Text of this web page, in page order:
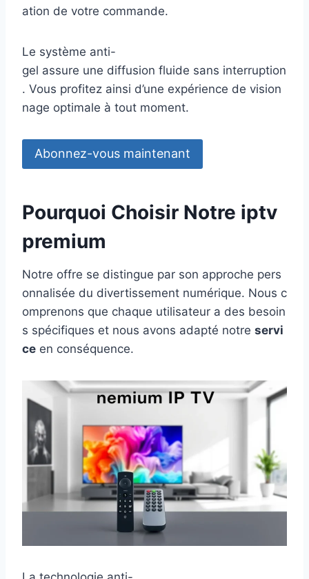
ation de votre commande.
Le système anti-
gel assure une diffusion fluide sans interruption
. Vous profitez ainsi d’une expérience de vision
nage optimale à tout moment.
Abonnez-vous maintenant
Pourquoi Choisir Notre iptv
premium
Notre offre se distingue par son approche pers
onnalisée du divertissement numérique. Nous c
omprenons que chaque utilisateur a des besoin
s spécifiques et nous avons adapté notre servi
ce en conséquence.